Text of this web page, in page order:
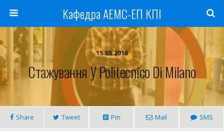
Кафедра АЕМС-ЕП КПІ
15.05.2016
Cтажування У Politecnico Di Milano
Share Tweet Pin Mail SMS